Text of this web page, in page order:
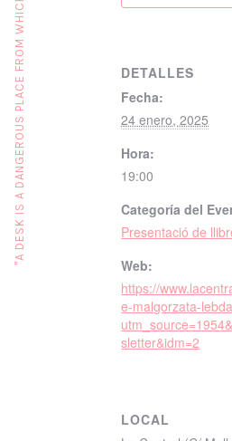
DETALLES
Fecha:
24 enero, 2025
Hora:
19:00
Categoría del
Presentació de
Web:
https://
e-malgorzata-
sletter&idm=2
LOCAL